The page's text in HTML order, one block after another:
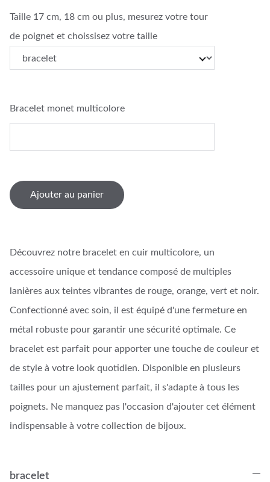
Taille 17 cm, 18 cm ou plus, mesurez votre tour
de poignet et choissisez votre taille
Bracelet monet multicolore
Ajouter au panier
Découvrez notre bracelet en cuir multicolore, un
accessoire unique et tendance composé de multiples
lanières aux teintes vibrantes de rouge, orange, vert et noir.
Confectionné avec soin, il est équipé d'une fermeture en
métal robuste pour garantir une sécurité optimale. Ce
bracelet est parfait pour apporter une touche de couleur et
de style à votre look quotidien. Disponible en plusieurs
tailles pour un ajustement parfait, il s'adapte à tous les
poignets. Ne manquez pas l'occasion d'ajouter cet élément
indispensable à votre collection de bijoux.
bracelet